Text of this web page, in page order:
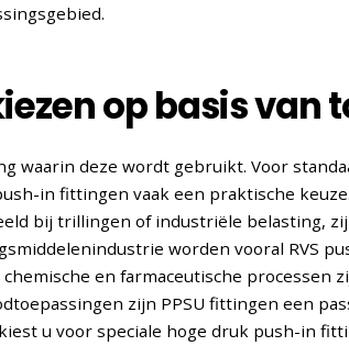
op basis van
waarin deze wordt gebruikt. Voor
in fittingen vaak een praktische
bij trillingen of industriële belasting,
worden vooral RVS
en farmaceutische processen
zijn PPSU fittingen een
u voor speciale hoge druk push-in